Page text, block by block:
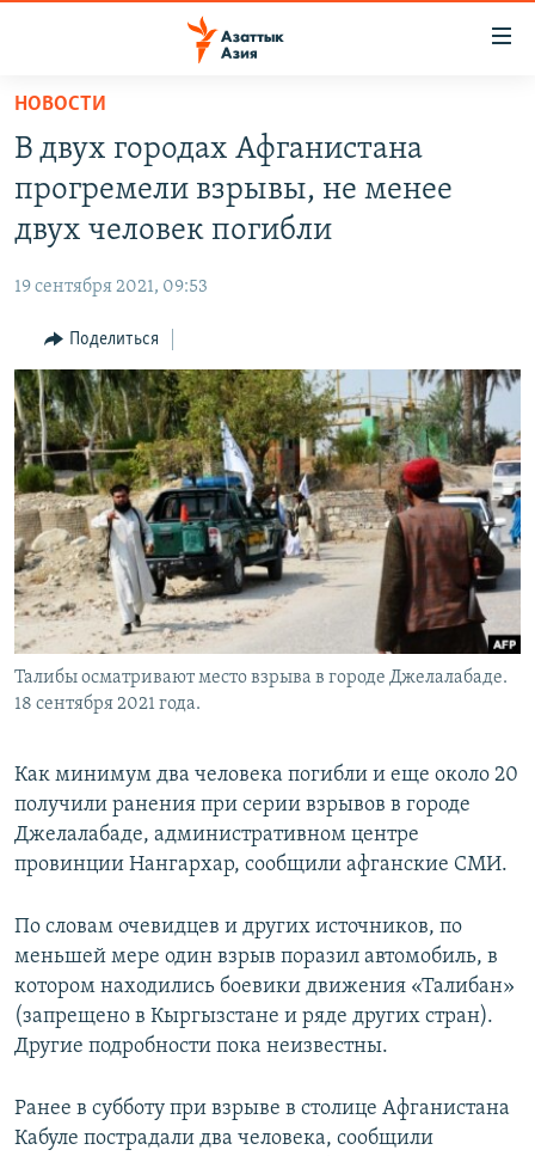
Вернуться
основному
содержанию
Вернутся
главной
навигации
Вернутся
поиску
КАЗАХСТАН
ТАДЖИКИСТАН
НОВОСТИ
ВОЙНА В УКРАИНЕ
ҚАЗАҚША
КЫРГЫЗЧА
ЎЗБЕКЧА
ТОҶИКӢ
TÜRKMENÇE
Все сайты РСЕ/РС
НОВОСТИ
В двух городах Афганистана
прогремели взрывы, не менее
двух человек погибли
19 сентября 2021, 09:53
Поделиться
Талибы осматривают место взрыва в городе Джелалабаде.
18 сентября 2021 года.
Как минимум два человека погибли и еще около 20
получили ранения при серии взрывов в городе
Джелалабаде, административном центре
провинции Нангархар, сообщили афганские СМИ.
По словам очевидцев и других источников, по
меньшей мере один взрыв поразил автомобиль, в
котором находились боевики движения «Талибан»
(запрещено в Кыргызстане и ряде других стран).
Другие подробности пока неизвестны.
Ранее в субботу при взрыве в столице Афганистана
Кабуле пострадали два человека, сообщили